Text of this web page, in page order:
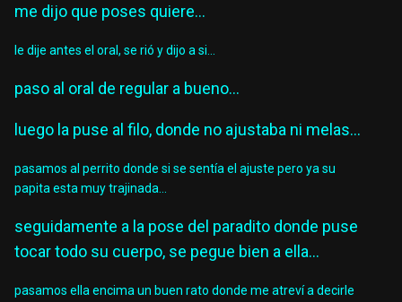
me dijo que poses quiere...
le dije antes el oral, se rió y dijo a si...
paso al oral de regular a bueno...
luego la puse al filo, donde no ajustaba ni melas...
pasamos al perrito donde si se sentía el ajuste pero ya su
papita esta muy trajinada...
seguidamente a la pose del paradito donde puse
tocar todo su cuerpo, se pegue bien a ella...
pasamos ella encima un buen rato donde me atreví a decirle